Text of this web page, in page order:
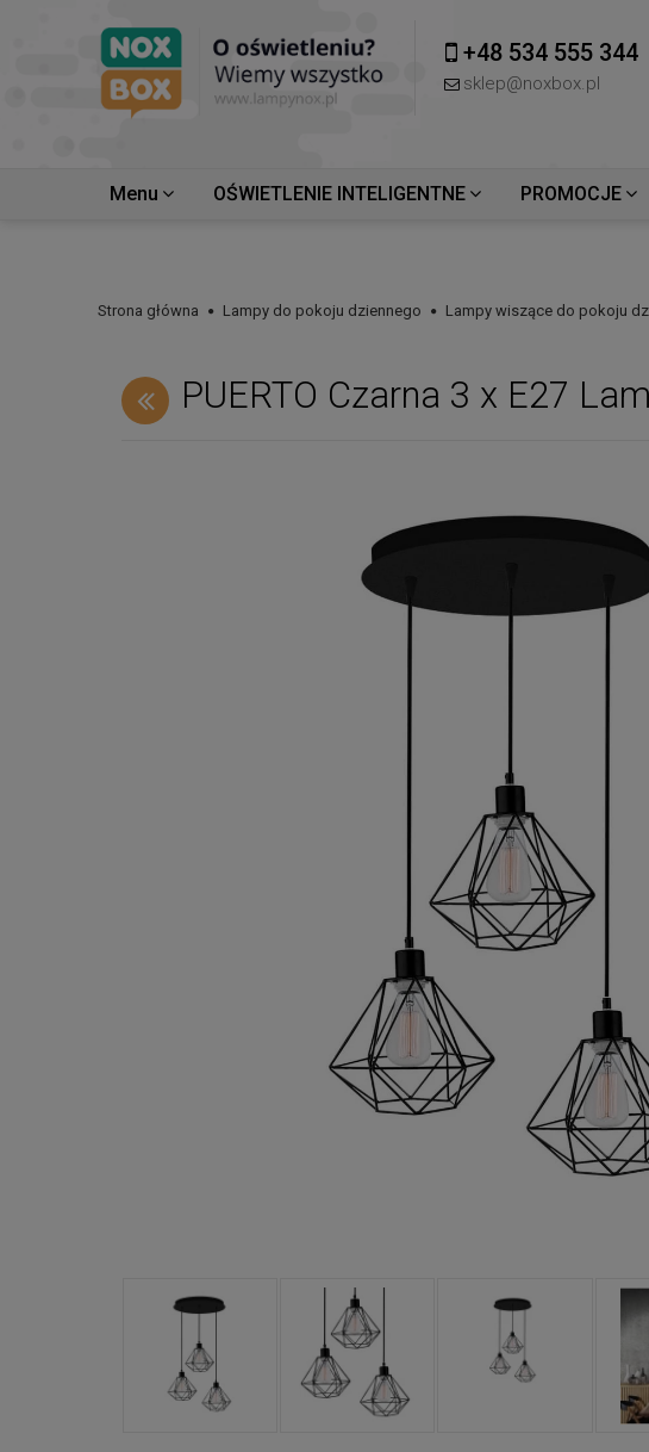
+48 534 555 344
sklep@noxbox.pl
Menu OŚWIETLENIE INTELIGENTNE PROMOCJE
Strona główna Lampy do pokoju dziennego Lampy wiszące do pokoju
PUERTO Czarna 3 x E27